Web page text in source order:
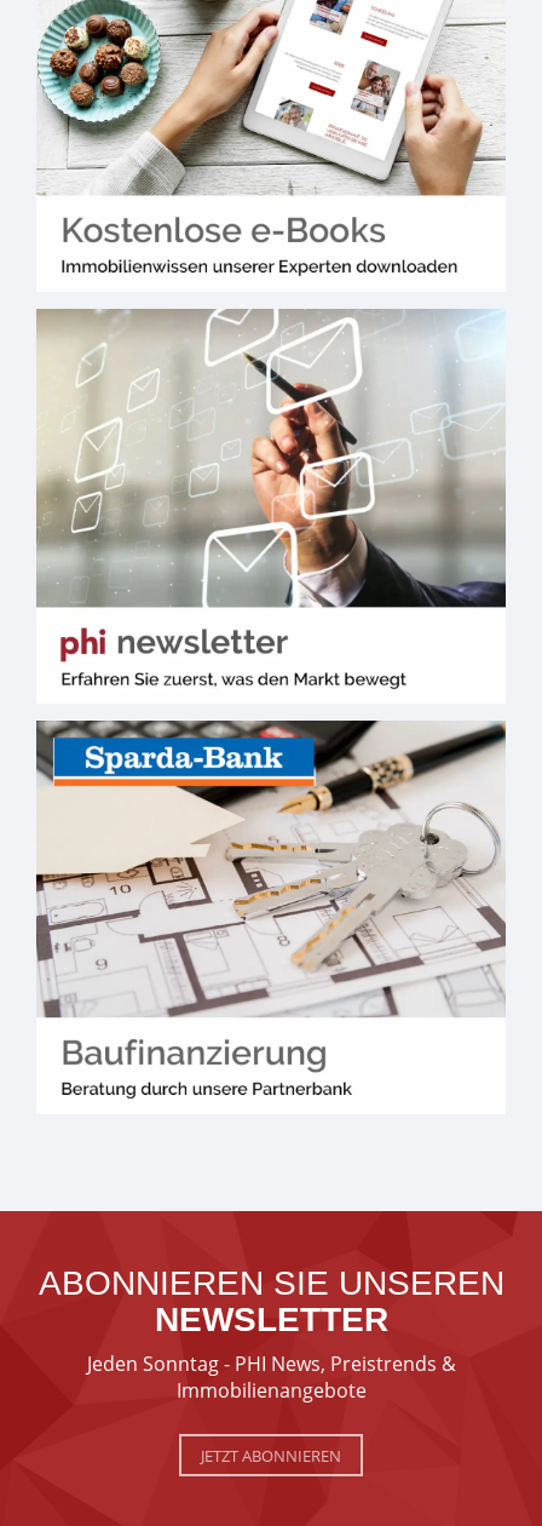
ABONNIEREN SIE UNSEREN
NEWSLETTER
Jeden Sonntag - PHI News, Preistrends &
Immobilienangebote
JETZT ABONNIEREN